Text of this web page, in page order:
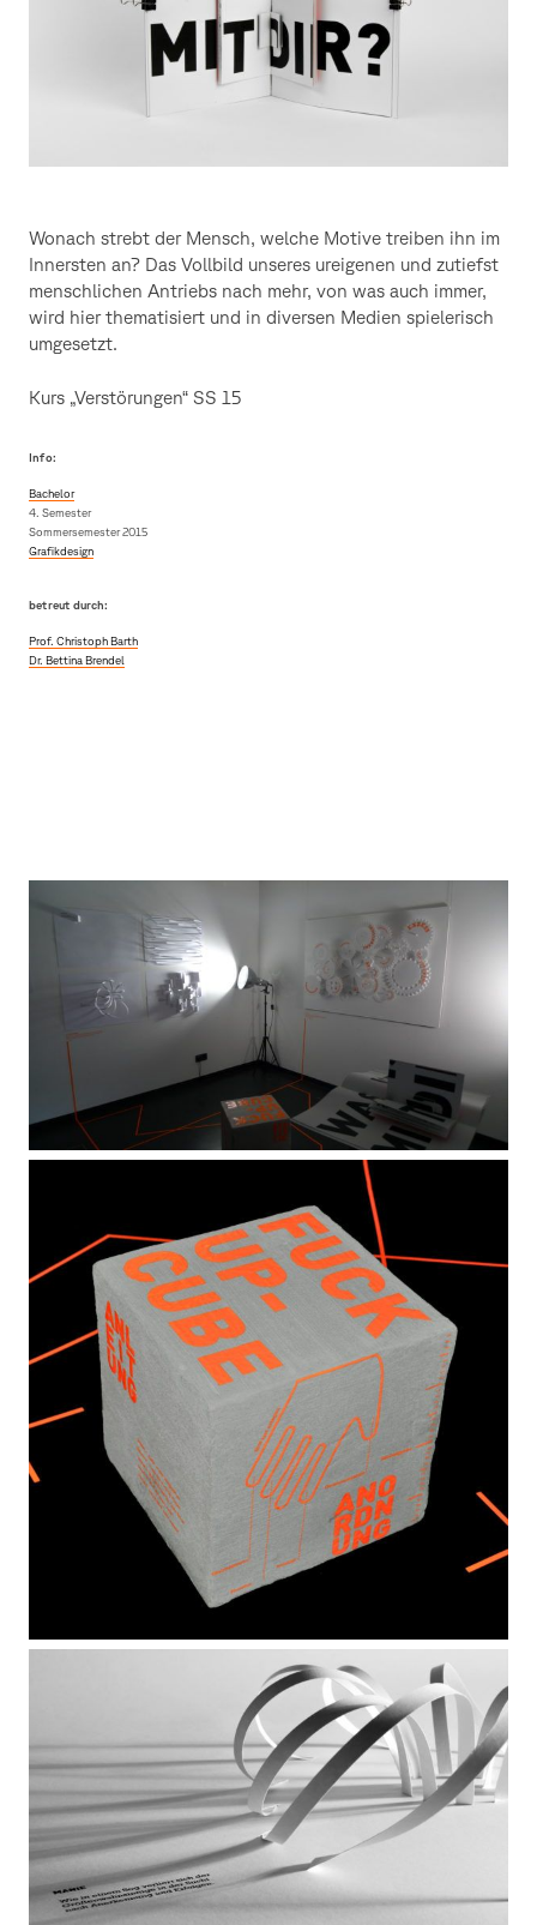
Wonach strebt der Mensch, welche Motive treiben ihn im
Innersten an? Das Vollbild unseres ureigenen und zutiefst
menschlichen Antriebs nach mehr, von was auch immer,
wird hier thematisiert und in diversen Medien spielerisch
umgesetzt.
Kurs „Verstörungen“ SS 15
Info:
Bachelor
4. Semester
Sommersemester 2015
Grafikdesign
betreut durch:
Prof. Christoph Barth
Dr. Bettina Brendel